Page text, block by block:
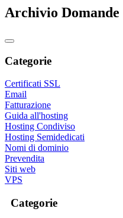
Archivio Domande
Categorie
Certificati SSL
Email
Fatturazione
Guida all'hosting
Hosting Condiviso
Hosting Semidedicati
Nomi di dominio
Prevendita
Siti web
VPS
Categorie